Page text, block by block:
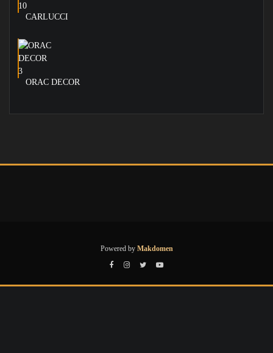
CARLUCCI
ORAC DECOR
Powered byMakdomen